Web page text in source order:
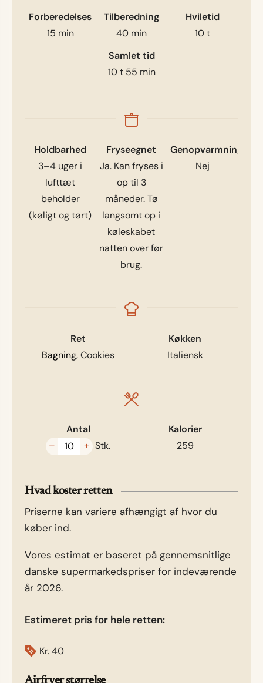
Forberedelses
15 min
Tilberedning
40 min
Hviletid
10 t
Samlet tid
10 t 55 min
Holdbarhed
3–4 uger i
lufttæt
beholder
(køligt og tørt)
Fryseegnet
Ja. Kan fryses i
op til 3
måneder. Tø
langsomt op i
køleskabet
natten over før
brug.
Genopvarmning
Nej
Ret
Bagning, Cookies
Køkken
Italiensk
Antal
–
+ Stk.
Kalorier
259
Hvad koster retten
Priserne kan variere afhængigt af hvor du
køber ind.
Vores estimat er baseret på gennemsnitlige
danske supermarkedspriser for indeværende
år 2026.
Estimeret pris for hele retten:
Kr.40
Airfryer størrelse